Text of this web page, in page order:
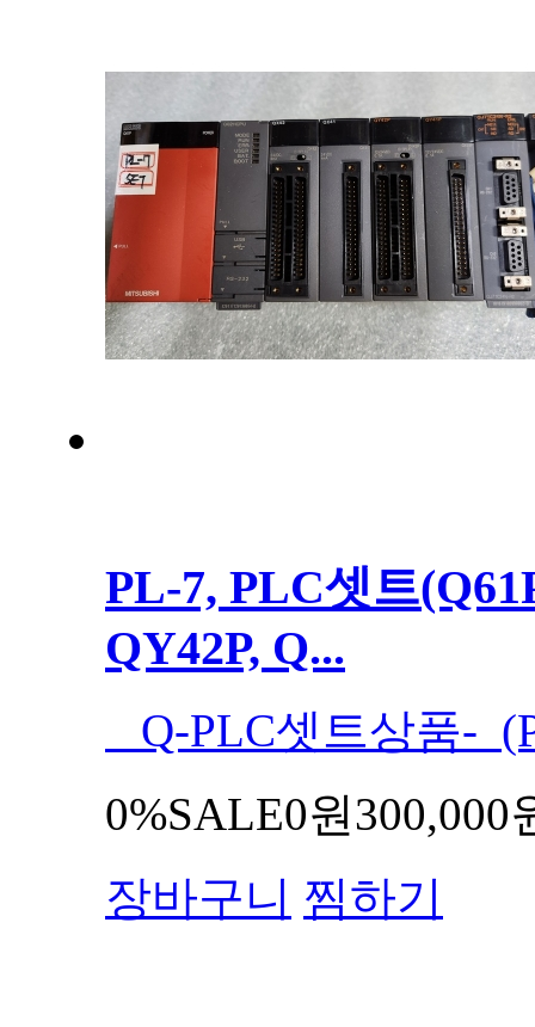
PL-7, PLC셋트
QY42P, Q...
Q-PLC셋트상품-
0%SALE0원300,000
장바구니 찜하기